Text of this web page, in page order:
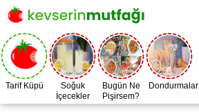
Tarif Küpü
Soğuk
İçecekler
Bugün Ne
Pişirsem?
Dondurmalar